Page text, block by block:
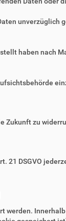
haben nach
Zukunft zu
DSGVO
werden.